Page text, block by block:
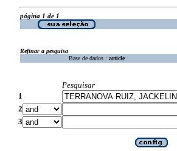
página 1 de 1
Refinar a pesquisa
Base de dados : article
Pesquisar
1
2
3